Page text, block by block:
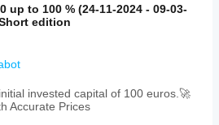
up to 100 % (24-11-2024 - 09-03-
edition
invested capital of 100 euros.🚀
Accurate Prices